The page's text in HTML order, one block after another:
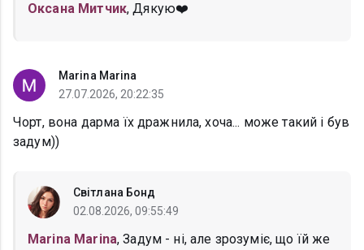
Оксана Митчик, Дякую❤️
Marina Marina
27.07.2026, 20:22:35
Чорт, вона дарма їх дражнила, хоча... може такий і був
задум))
Світлана Бонд
02.08.2026, 09:55:49
Marina Marina, Задум - ні, але зрозуміє, що їй же